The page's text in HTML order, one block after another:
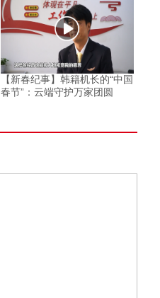
【新春纪事】韩籍机长的“中国
春节”：云端守护万家团圆